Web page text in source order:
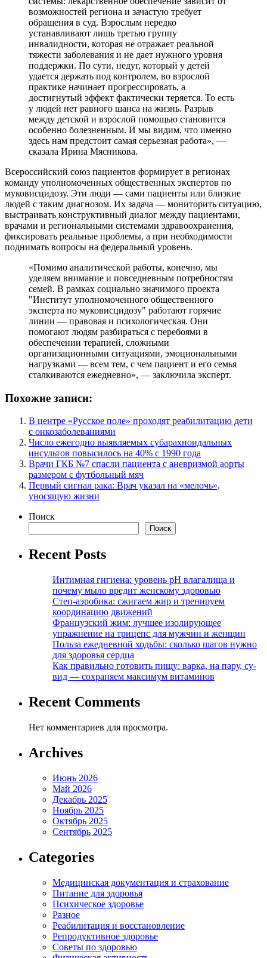
возможностей региона и зачастую требует
обращения в суд. Взрослым нередко
устанавливают лишь третью группу
инвалидности, которая не отражает реальной
тяжести заболевания и не дает нужного уровня
поддержки. По сути, недуг, который у детей
удается держать под контролем, во взрослой
практике начинает прогрессировать, а
достигнутый эффект фактически теряется. То есть
у людей нет равного шанса на жизнь. Разрыв
между детской и взрослой помощью становится
особенно болезненным. И мы видим, что именно
здесь нам предстоит самая серьезная работа», —
сказала Ирина Мясникова.
Всероссийский союз пациентов формирует в регионах
команду уполномоченных общественных экспертов по
муковисцидозу. Эти люди — сами пациенты или близкие
людей с таким диагнозом. Их задача — мониторить ситуацию,
выстраивать конструктивный диалог между пациентами,
врачами и региональными системами здравоохранения,
фиксировать реальные проблемы, а при необходимости
поднимать вопросы на федеральный уровень.
«Помимо аналитической работы, конечно, мы
уделяем внимание и повседневным потребностям
семей. В рамках социально значимого проекта
"Институт уполномоченного общественного
эксперта по муковисцидозу" работают горячие
линии — правовая и психологическая. Они
помогают людям разбираться с перебоями в
обеспечении терапией, сложными
организационными ситуациями, эмоциональными
нагрузками — всем тем, с чем пациент и его семья
сталкиваются ежедневно», — заключила эксперт.
Похожие записи:
В центре «Русское поле» проходят реабилитацию дети
с онкозаболеваниями
Число ежегодно выявляемых субарахноидальных
инсультов повысилось на 40% с 1990 года
Врачи ГКБ №7 спасли пациента с аневризмой аорты
размером с футбольный мяч
Первый сигнал рака: Врач указал на «мелочь»,
уносящую жизни
Поиск
Поиск
Recent Posts
Интимная гигиена: уровень pH влагалища и
почему мыло вредит женскому здоровью
Степ-аэробика: сжигаем жир и тренируем
координацию движений
Французский жим: лучшее изолирующее
упражнение на трицепс для мужчин и женщин
Польза ежедневной ходьбы: сколько шагов нужно
для здоровья сердца
Как правильно готовить пищу: варка, на пару, су-
вид — сохраняем максимум витаминов
Recent Comments
Нет комментариев для просмотра.
Archives
Июнь 2026
Май 2026
Декабрь 2025
Ноябрь 2025
Октябрь 2025
Сентябрь 2025
Categories
Медицинская документация и страхование
Питание для здоровья
Психическое здоровье
Разное
Реабилитация и восстановление
Репродуктивное здоровье
Советы по здоровью